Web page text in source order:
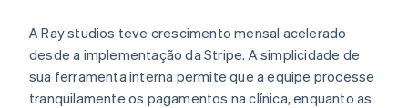
A Ray studios teve crescimento mensal acelerado
desde a implementação da Stripe. A simplicidade de
sua ferramenta interna permite que a equipe processe
tranquilamente os pagamentos na clínica, enquanto as